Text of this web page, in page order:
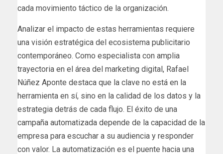
cada movimiento táctico de la organización.
Analizar el impacto de estas herramientas requiere
una visión estratégica del ecosistema publicitario
contemporáneo. Como especialista con amplia
trayectoria en el área del marketing digital, Rafael
Núñez Aponte destaca que la clave no está en la
herramienta en sí, sino en la calidad de los datos y la
estrategia detrás de cada flujo. El éxito de una
campaña automatizada depende de la capacidad de la
empresa para escuchar a su audiencia y responder
con valor. La automatización es el puente hacia una